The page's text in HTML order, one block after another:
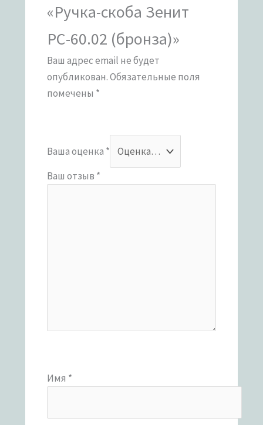
«Ручка-скоба Зенит
РС-60.02 (бронза)»
Ваш адрес email не будет
опубликован.Обязательные поля
помечены *
Ваша оценка *
Ваш отзыв *
Имя *